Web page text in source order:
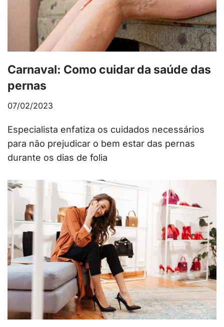
Carnaval: Como cuidar da saúde das
pernas
07/02/2023
Especialista enfatiza os cuidados necessários
para não prejudicar o bem estar das pernas
durante os dias de folia